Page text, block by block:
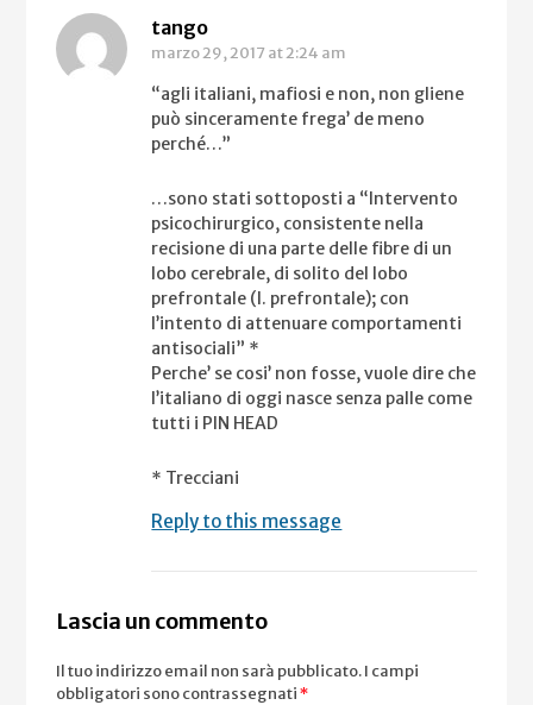
tango
marzo 29, 2017 at 2:24 am
“agli italiani, mafiosi e non, non gliene
può sinceramente frega’ de meno
perché…”
…sono stati sottoposti a “Intervento
psicochirurgico, consistente nella
recisione di una parte delle fibre di un
lobo cerebrale, di solito del lobo
prefrontale (l. prefrontale); con
l’intento di attenuare comportamenti
antisociali” *
Perche’ se cosi’ non fosse, vuole dire che
l’italiano di oggi nasce senza palle come
tutti i PIN HEAD
* Trecciani
Reply to this message
Lascia un commento
Il tuo indirizzo email non sarà pubblicato.I campi
obbligatori sono contrassegnati*